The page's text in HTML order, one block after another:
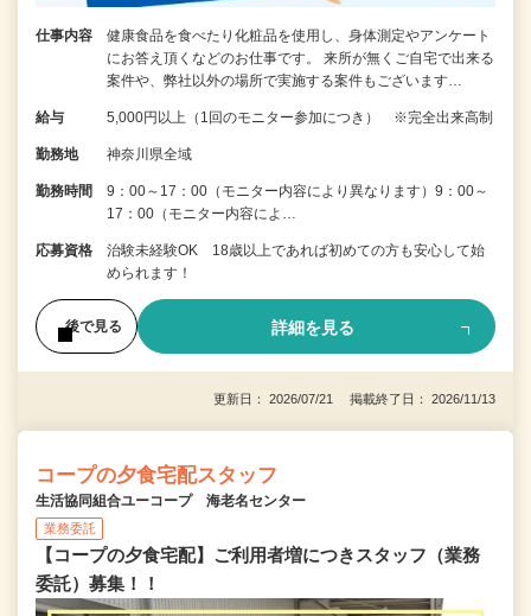
仕事内容
健康食品を食べたり化粧品を使用し、身体測定やアンケート
にお答え頂くなどのお仕事です。 来所が無くご自宅で出来る
案件や、弊社以外の場所で実施する案件もございます…
給与 5,000円以上（1回のモニター参加につき） ※完全出来高制
勤務地 神奈川県全域
勤務時間
9：00～17：00（モニター内容により異なります）9：00～
17：00（モニター内容によ…
応募資格
治験未経験OK 18歳以上であれば初めての方も安心して始
められます！
後で見る 詳細を見る
更新日： 2026/07/21 掲載終了日： 2026/11/13
コープの夕食宅配スタッフ
生活協同組合ユーコープ 海老名センター
業務委託
【コープの夕食宅配】ご利用者増につきスタッフ（業務
委託）募集！！